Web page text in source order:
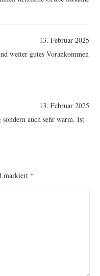
13. Februar 2025
weiter gutes Vorankommen
13. Februar 2025
auch sehr warm. Ist
markiert *